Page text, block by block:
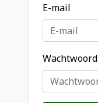
E-mail
Wachtwoord